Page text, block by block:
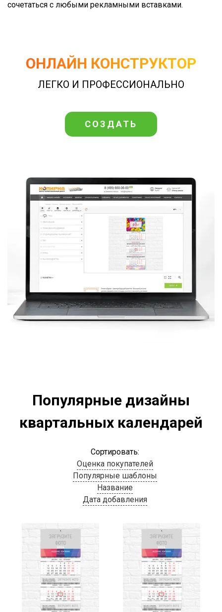
сочетаться с любыми рекламными вставками.
ОНЛАЙН КОНСТРУКТОР
ЛЕГКО И ПРОФЕССИОНАЛЬНО
СОЗДАТЬ
Популярные дизайны
квартальных календарей
Сортировать:
Оценка покупателей
Популярные шаблоны
Название
Дата добавления